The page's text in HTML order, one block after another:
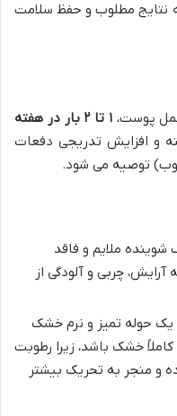
نتایج مطلوب و حفظ سلامت
پوست،۱ تا ۲ بار در هفته
و افزایش تدریجی دفعات
توصیه می شود.
شوینده ملایم و فاقد
چربی و آلودگی از
یک حوله تمیز و نرم خشک
خشک باشد، زیرا رطوبت
و منجر به تحریک بیشتر